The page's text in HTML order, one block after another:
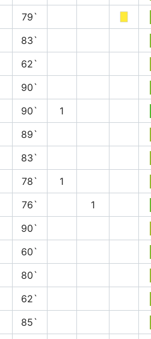
79`
83`
62`
90`
90` 1
89`
83`
78` 1
76` 1
90`
60`
80`
62`
85`